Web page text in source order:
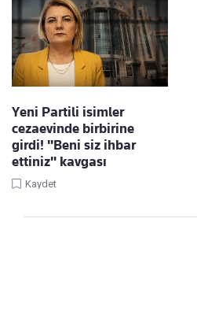
Yeni Partili isimler
cezaevinde birbirine
girdi! "Beni siz ihbar
ettiniz" kavgası
Kaydet